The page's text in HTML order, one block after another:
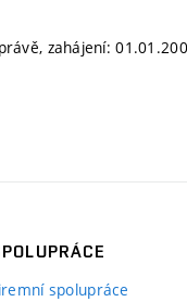
zahájení:
spolupráce